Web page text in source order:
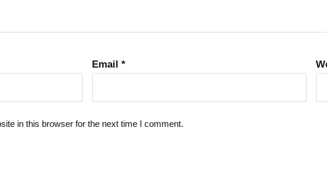
Email *
in this browser for the next time I comment.